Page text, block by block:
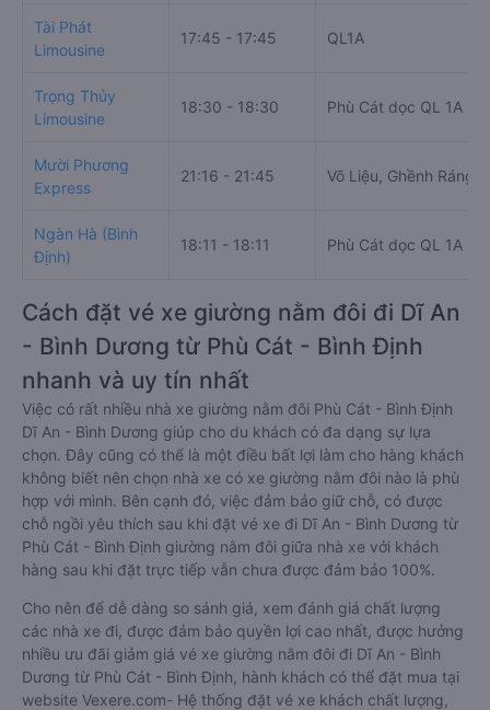
Tài Phát
Limousine
17:45 - 17:45 QL1A
Trọng Thủy
Limousine
18:30 - 18:30 Phù Cát dọc QL 1A
Mười Phương
Express
21:16 - 21:45 Võ Liệu, Ghềnh Ráng
Ngàn Hà (Bình
Định)
18:11 - 18:11 Phù Cát dọc QL 1A
Cách đặt vé xe giường nằm đôi đi Dĩ An
- Bình Dương từ Phù Cát - Bình Định
nhanh và uy tín nhất
Việc có rất nhiều nhà xe giường nằm đôi Phù Cát - Bình Định
Dĩ An - Bình Dương giúp cho du khách có đa dạng sự lựa
chọn. Đây cũng có thể là một điều bất lợi làm cho hàng khách
không biết nên chọn nhà xe có xe giường nằm đôi nào là phù
hợp với mình. Bên cạnh đó, việc đảm bảo giữ chỗ, có được
chỗ ngồi yêu thích sau khi đặt vé xe đi Dĩ An - Bình Dương từ
Phù Cát - Bình Định giường nằm đôi giữa nhà xe với khách
hàng sau khi đặt trực tiếp vẫn chưa được đảm bảo 100%.
Cho nên để dễ dàng so sánh giá, xem đánh giá chất lượng
các nhà xe đi, được đảm bảo quyền lợi cao nhất, được hưởng
nhiều ưu đãi giảm giá vé xe giường nằm đôi đi Dĩ An - Bình
Dương từ Phù Cát - Bình Định, hành khách có thể đặt mua tại
website Vexere.com- Hệ thống đặt vé xe khách chất lượng,